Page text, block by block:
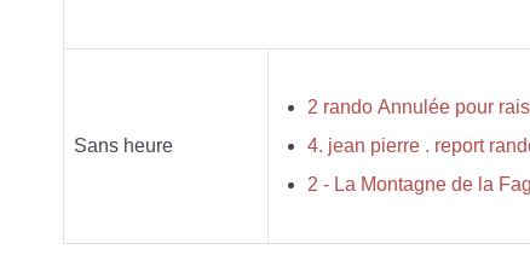
Sans heure
2 rando Annulée
2 - La Montagne de la